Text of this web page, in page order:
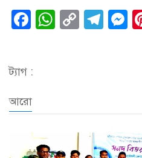
Facebook
Copy
ট্যাগ :
আরো